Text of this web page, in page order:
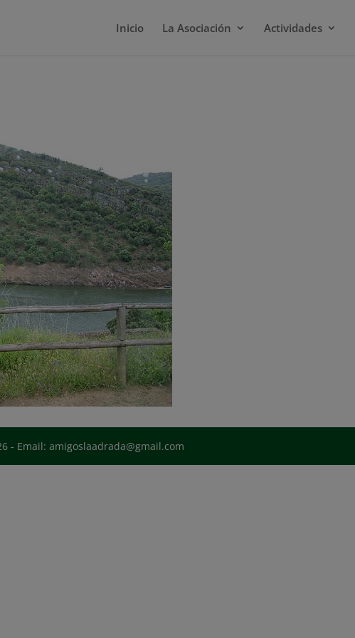
Inicio La Asociación Actividades
- Email: amigoslaadrada@gmail.com